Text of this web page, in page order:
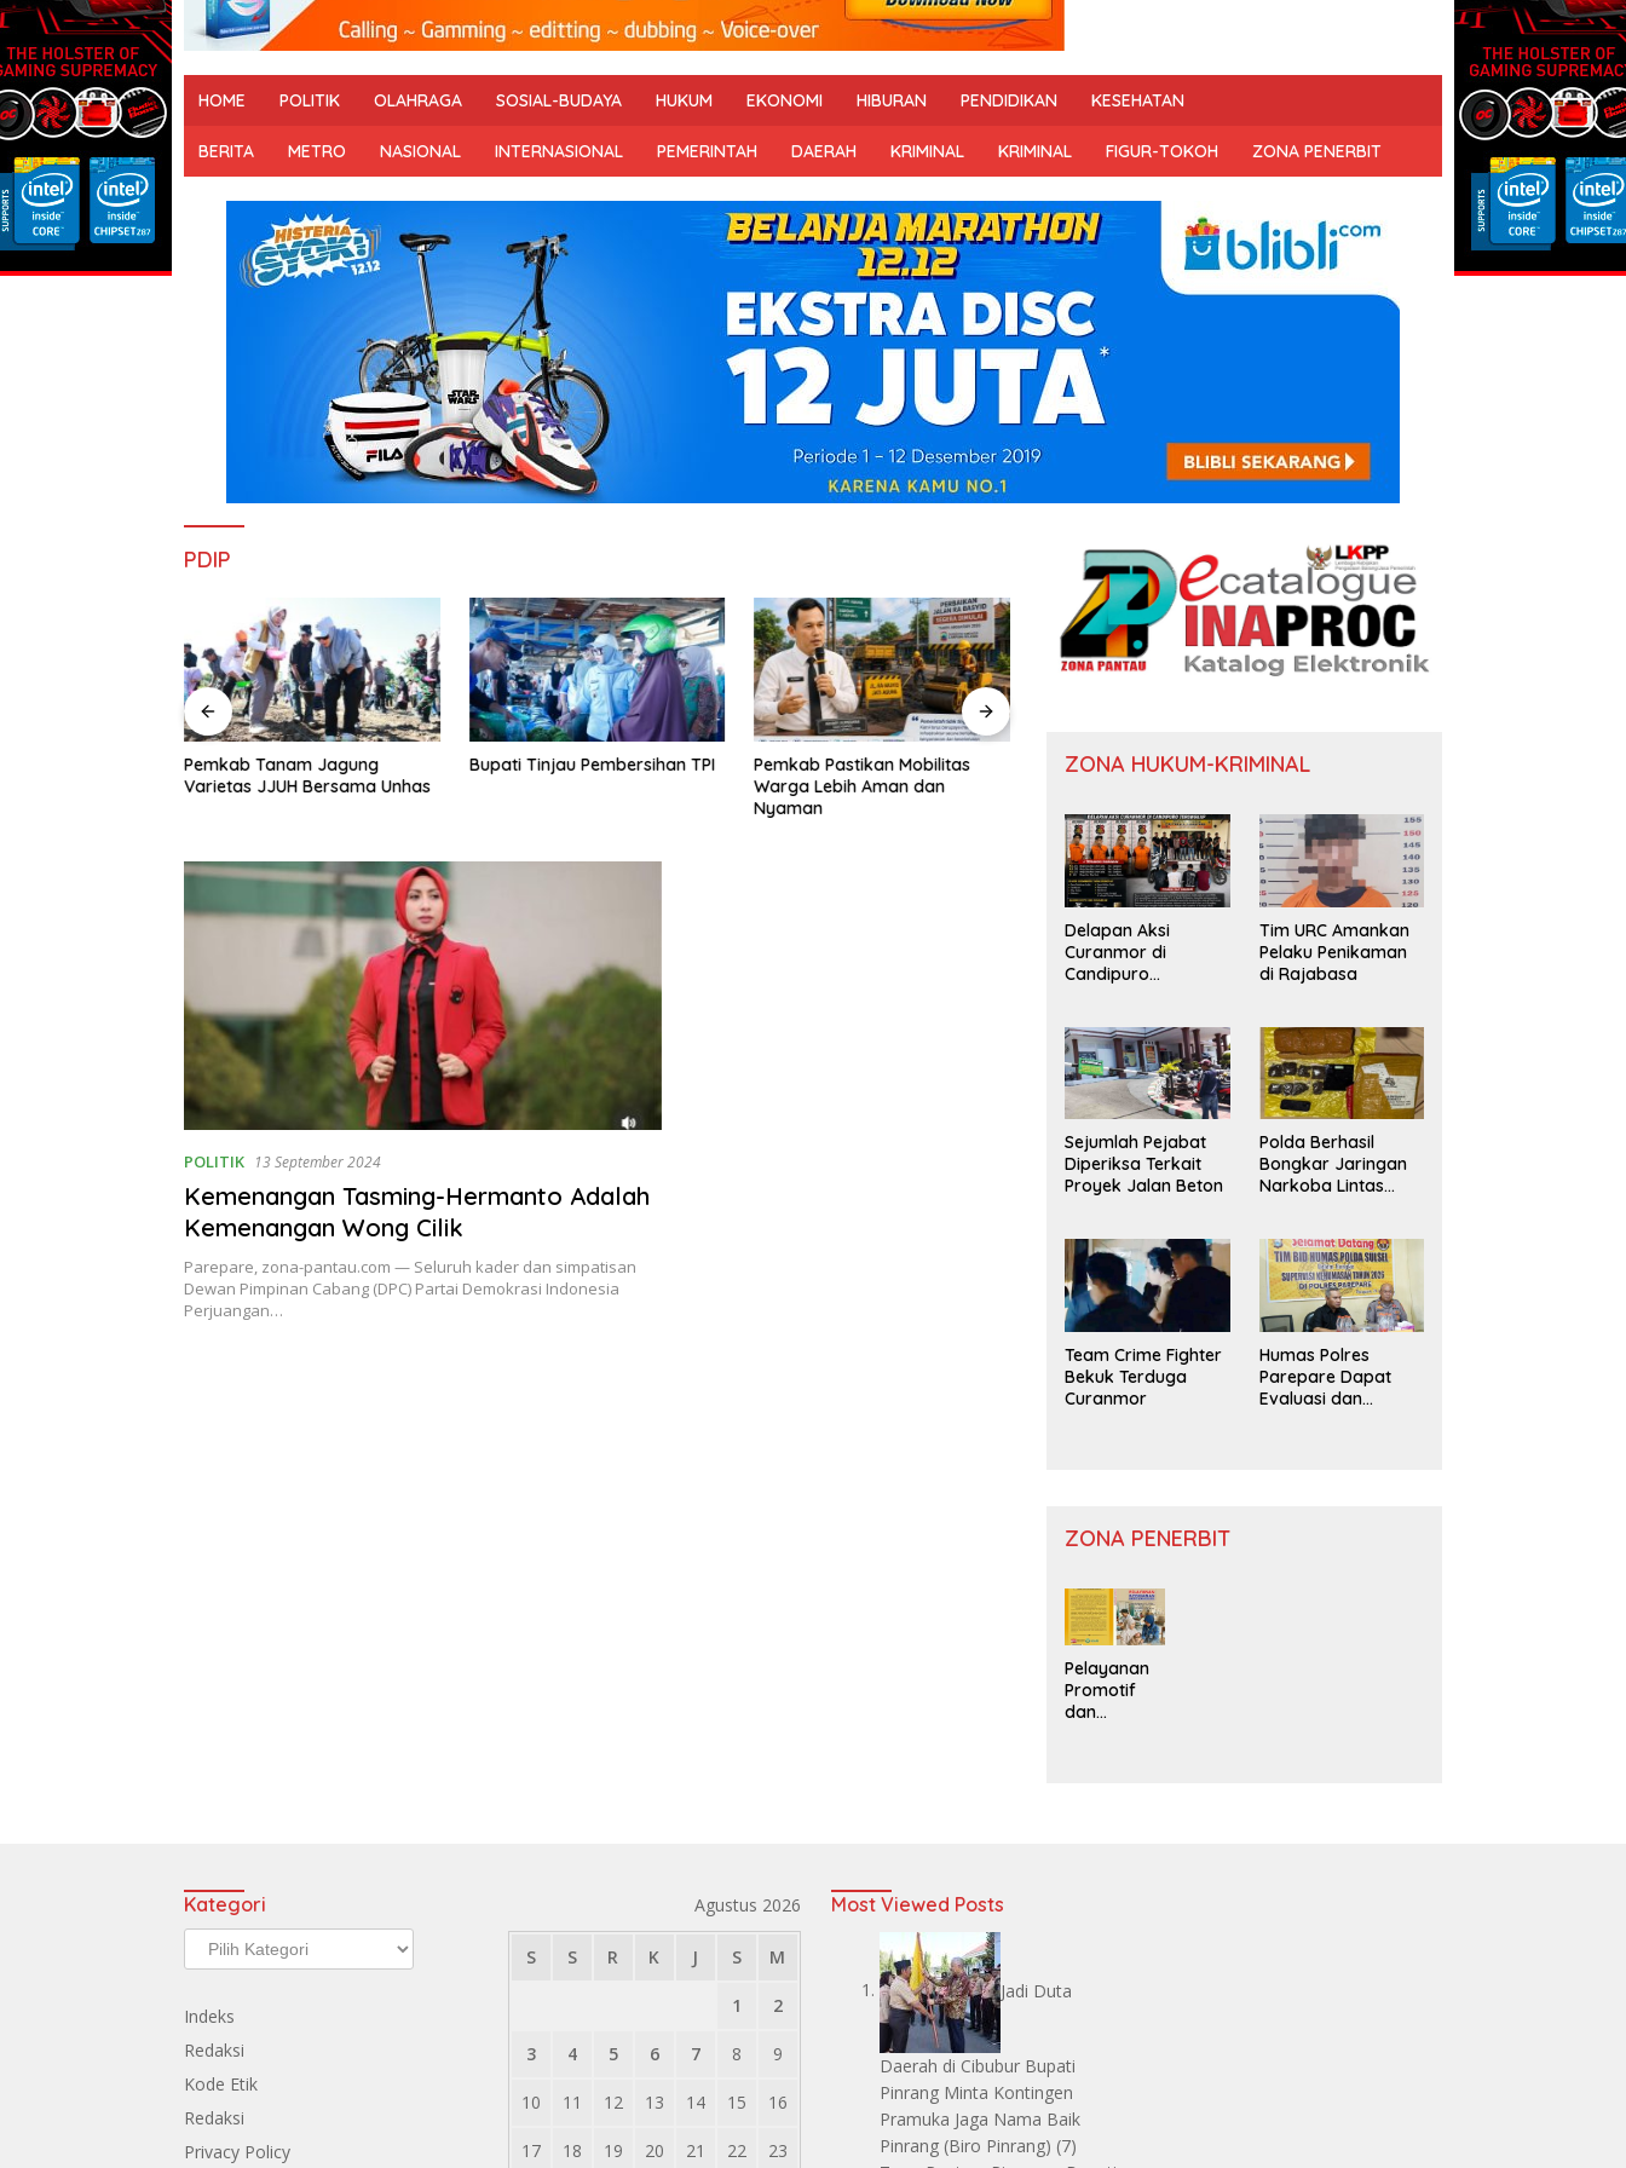
HOME POLITIK OLAHRAGA SOSIAL-BUDAYA HUKUM EKONOMI HIBURAN PENDIDIKAN KESEHATAN
BERITA METRO NASIONAL INTERNASIONAL PEMERINTAH DAERAH KRIMINAL KRIMINAL FIGUR-TOKOH ZONA PENERBIT
PDIP
Pemkab Tanam Jagung
Varietas JJUH Bersama Unhas
Bupati Tinjau Pembersihan TPI
Pemkab Pastikan Mobilitas
Warga Lebih Aman dan
Nyaman
Delapan Aksi Curanmor di
POLITIK 13 September 2024
Kemenangan Tasming-Hermanto Adalah
Kemenangan Wong Cilik
Parepare, zona-pantau.com — Seluruh kader dan simpatisan
Dewan Pimpinan Cabang (DPC) Partai Demokrasi Indonesia
Perjuangan…
ZONA HUKUM-KRIMINAL
Delapan Aksi
Curanmor di
Candipuro
Tim URC Amankan
Pelaku Penikaman
di Rajabasa
Sejumlah Pejabat
Diperiksa Terkait
Proyek Jalan Beton
Polda Berhasil
Bongkar Jaringan
Narkoba Lintas
Team Crime Fighter
Bekuk Terduga
Curanmor
Humas Polres
Parepare Dapat
Evaluasi dan
ZONA PENERBIT
Pelayanan
Promotif
dan
Kategori
Kategori
Indeks
Redaksi
Kode Etik
Redaksi
Privacy Policy
Agustus 2026
S S R K J S M
1 2
3 4 5 6 7 8 9
10 11 12 13 14 15 16
17 18 19 20 21 22 23
Most Viewed Posts
Jadi Duta
Daerah di Cibubur Bupati
Pinrang Minta Kontingen
Pramuka Jaga Nama Baik
Pinrang (Biro Pinrang) (7)